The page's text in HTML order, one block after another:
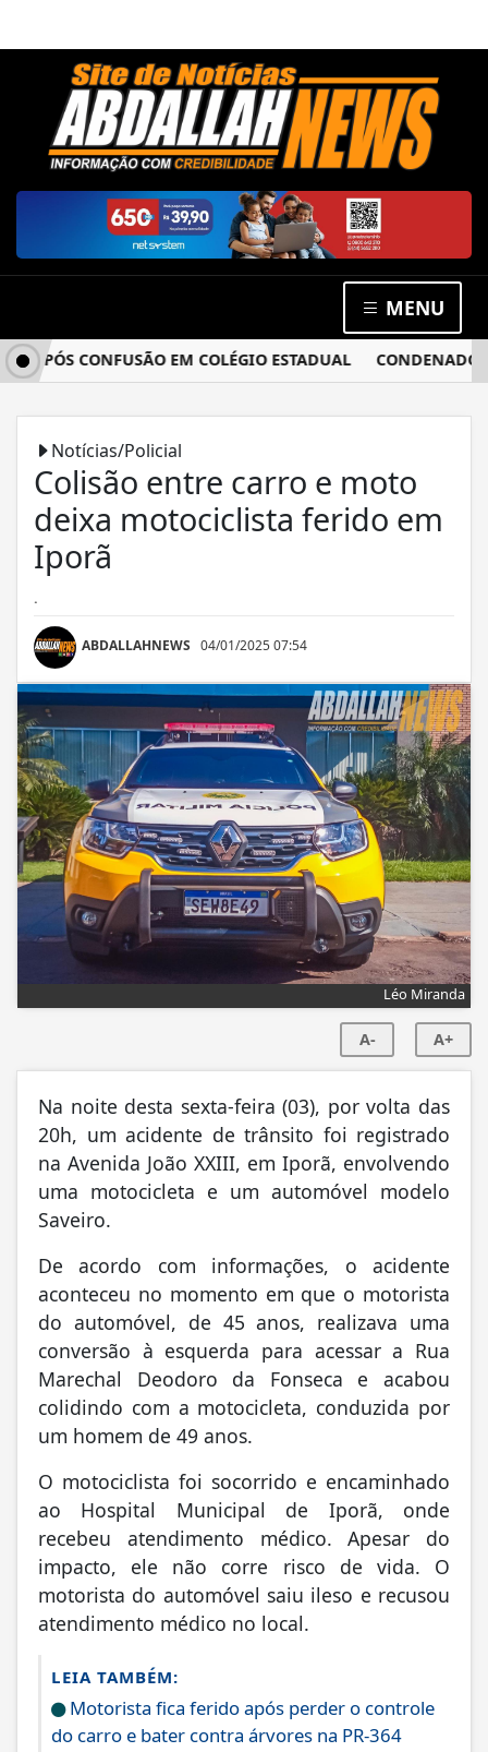
MENU
CONFUSÃO EM COLÉGIO ESTADUAL CONDENADO
Notícias/Policial
Colisão entre carro e moto
deixa motociclista ferido em
Iporã
.
ABDALLAHNEWS 04/01/2025 07:54
Léo Miranda
A- A+
Na noite desta sexta-feira (03), por volta das
20h, um acidente de trânsito foi registrado
na Avenida João XXIII, em Iporã, envolvendo
uma motocicleta e um automóvel modelo
Saveiro.
De acordo com informações, o acidente
aconteceu no momento em que o motorista
do automóvel, de 45 anos, realizava uma
conversão à esquerda para acessar a Rua
Marechal Deodoro da Fonseca e acabou
colidindo com a motocicleta, conduzida por
um homem de 49 anos.
O motociclista foi socorrido e encaminhado
ao Hospital Municipal de Iporã, onde
recebeu atendimento médico. Apesar do
impacto, ele não corre risco de vida. O
motorista do automóvel saiu ileso e recusou
atendimento médico no local.
LEIA TAMBÉM:
Motorista fica ferido após perder o controle
do carro e bater contra árvores na PR-364